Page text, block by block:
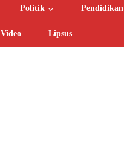
Politik Pendidikan
Video Lipsus